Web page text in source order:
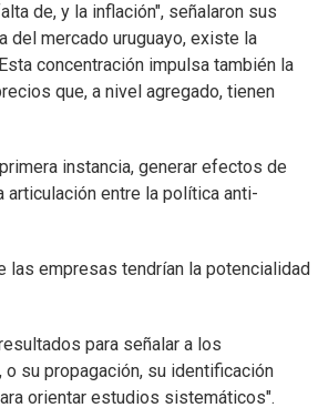
de, y la inflación", señalaron sus
del mercado uruguayo, existe la
concentración impulsa también la
que, a nivel agregado, tienen
instancia, generar efectos de
articulación entre la política anti-
empresas tendrían la potencialidad
para señalar a los
su propagación, su identificación
orientar estudios sistemáticos".